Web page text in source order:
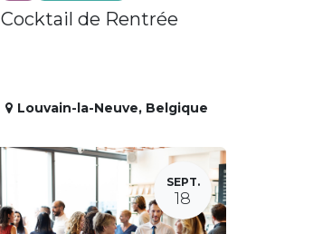
Cocktail de Rentrée
Louvain-la-Neuve, Belgique
SEPT.
18